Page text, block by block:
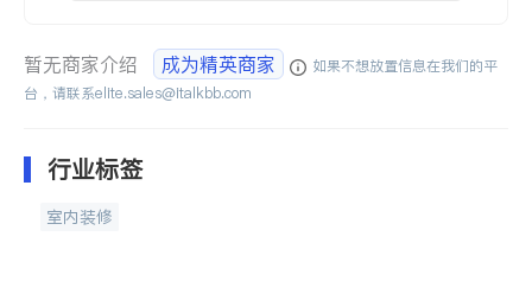
暂无商家介绍 成为精英商家
如果不想放置信息在我们的平
台，请联系elite.sales@italkbb.com
行业标签
室内装修